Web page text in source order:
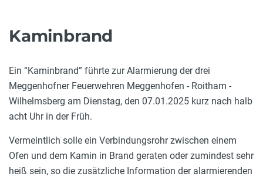
Kaminbrand
Ein “Kaminbrand” führte zur Alarmierung der drei
Meggenhofner Feuerwehren Meggenhofen - Roitham -
Wilhelmsberg am Dienstag, den 07.01.2025 kurz nach halb
acht Uhr in der Früh.
Vermeintlich solle ein Verbindungsrohr zwischen einem
Ofen und dem Kamin in Brand geraten oder zumindest sehr
heiß sein, so die zusätzliche Information der alarmierenden